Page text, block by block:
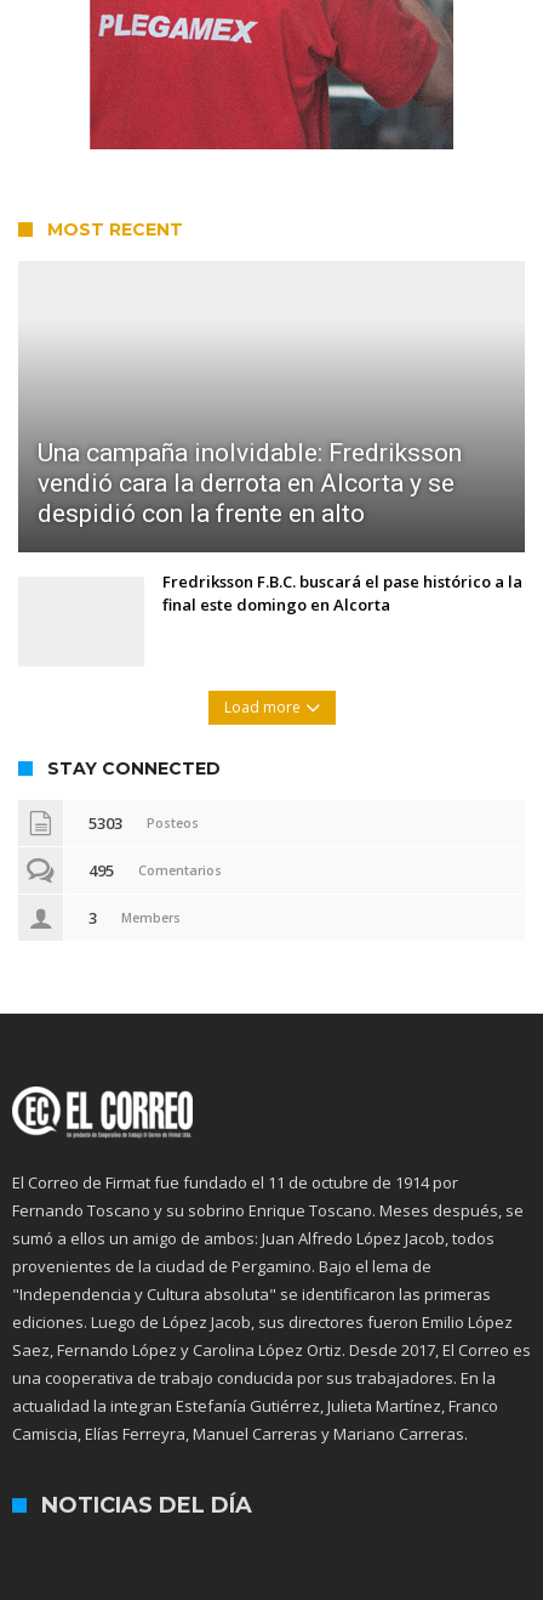
MOST RECENT
Una campaña inolvidable: Fredriksson
vendió cara la derrota en Alcorta y se
despidió con la frente en alto
Fredriksson F.B.C. buscará el pase histórico a la
final este domingo en Alcorta
Load more
STAY CONNECTED
5303 Posteos
495 Comentarios
3 Members
El Correo de Firmat fue fundado el 11 de octubre de 1914 por
Fernando Toscano y su sobrino Enrique Toscano. Meses después, se
sumó a ellos un amigo de ambos: Juan Alfredo López Jacob, todos
provenientes de la ciudad de Pergamino. Bajo el lema de
"Independencia y Cultura absoluta" se identificaron las primeras
ediciones. Luego de López Jacob, sus directores fueron Emilio López
Saez, Fernando López y Carolina López Ortiz. Desde 2017, El Correo es
una cooperativa de trabajo conducida por sus trabajadores. En la
actualidad la integran Estefanía Gutiérrez, Julieta Martínez, Franco
Camiscia, Elías Ferreyra, Manuel Carreras y Mariano Carreras.
NOTICIAS DEL DÍA